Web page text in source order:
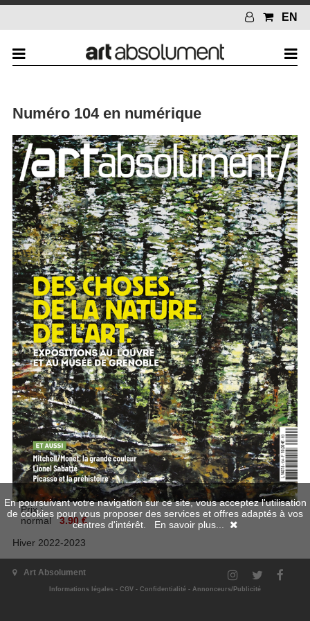
EN
Numéro 104 en numérique
Prix :
normal
3.90 €
Hiver 2022-2023
DE LA NATURE.
DE L'ART.
Art Absolument
Informations légales - CGV - Confidentialité - Annonceurs/Publicité
En poursuivant votre navigation sur ce site, vous acceptez l'utilisation
de cookies pour vous proposer des services et offres adaptés à vos
centres d'intérêt. En savoir plus...